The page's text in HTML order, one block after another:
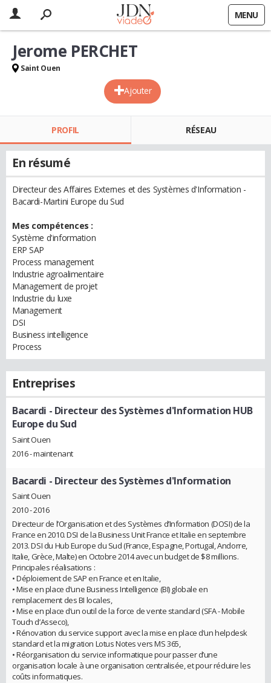
MENU
Ajouter
Jerome PERCHET
Saint Ouen
PROFIL RÉSEAU
En résumé
Directeur des Affaires Externes et des Systèmes d'Information -
Bacardi-Martini Europe du Sud
Mes compétences :
Système d'information
ERP SAP
Process management
Industrie agroalimentaire
Management de projet
Industrie du luxe
Management
DSI
Business intelligence
Process
Entreprises
Bacardi - Directeur des Systèmes d'Information HUB
Europe du Sud
Saint Ouen
2016 - maintenant
Bacardi - Directeur des Systèmes d'Information
Saint Ouen
2010 - 2016
Directeur de l’Organisation et des Systèmes d’Information (DOSI) de la
France en 2010. DSI de la Business Unit France et Italie en septembre
2013. DSI du Hub Europe du Sud (France, Espagne, Portugal, Andorre,
Italie, Grèce, Malte) en Octobre 2014 avec un budget de $8 millions.
Principales réalisations :
• Déploiement de SAP en France et en Italie,
• Mise en place d’une Business Intelligence (BI) globale en
remplacement des BI locales,
• Mise en place d’un outil de la force de vente standard (SFA - Mobile
Touch d’Asseco),
• Rénovation du service support avec la mise en place d’un helpdesk
standard et la migration Lotus Notes vers MS 365,
• Réorganisation du service informatique pour passer d’une
organisation locale à une organisation centralisée, et pour réduire les
coûts informatiques.